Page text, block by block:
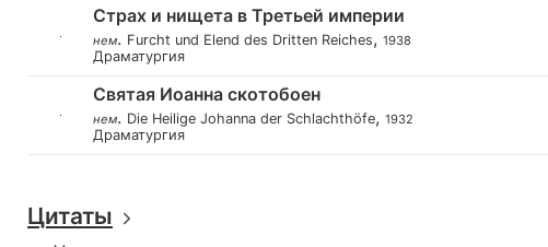
Страх и нищета в Третьей империи
нем. Furcht und Elend des Dritten Reiches, 1938
Драматургия
Святая Иоанна скотобоен
нем. Die Heilige Johanna der Schlachthöfe, 1932
Драматургия
Цитаты